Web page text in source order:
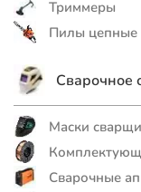
Триммеры
Пилы цепные
Сварочное
Маски
Сварочные